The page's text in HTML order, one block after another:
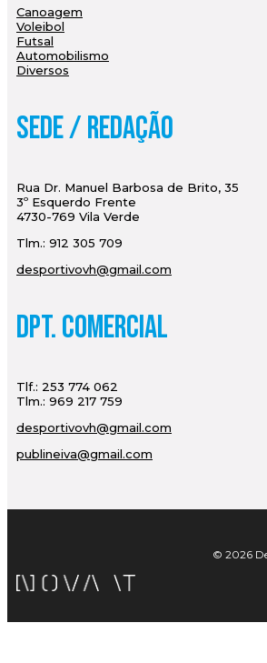
Canoagem
Voleibol
Futsal
Automobilismo
Diversos
Sede / Redação
Rua Dr. Manuel Barbosa de Brito, 35
3º Esquerdo Frente
4730-769 Vila Verde
Tlm.: 912 305 709
desportivovh@gmail.com
Dpt. Comercial
Tlf.: 253 774 062
Tlm.: 969 217 759
desportivovh@gmail.com
publineiva@gmail.com
© 2026